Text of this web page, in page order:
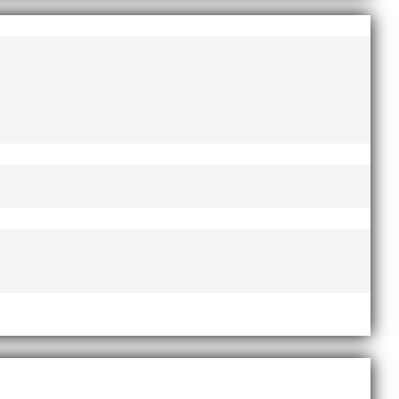
fick ta emot priset ”Årets pulshöjare”,
nyårsafton. Formen är enkel, ett eller två varv